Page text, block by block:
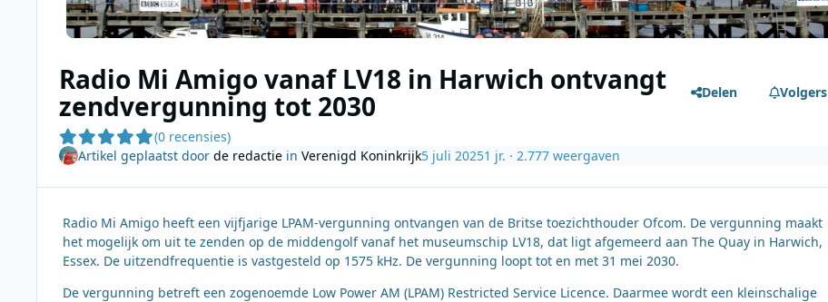
Radio Mi Amigo vanaf LV18 in Harwich ontvangt
zendvergunning tot 2030
(0 recensies)
Delen Volgers
Artikel geplaatst door de redactiein Verenigd Koninkrijk5 juli 20251 jr. · 2.777 weergaven
Radio Mi Amigo heeft een vijfjarige LPAM-vergunning ontvangen van de Britse toezichthouder Ofcom. De vergunning maakt
het mogelijk om uit te zenden op de middengolf vanaf het museumschip LV18, dat ligt afgemeerd aan The Quay in Harwich,
Essex. De uitzendfrequentie is vastgesteld op 1575 kHz. De vergunning loopt tot en met 31 mei 2030.
De vergunning betreft een zogenoemde Low Power AM (LPAM) Restricted Service Licence. Daarmee wordt een kleinschalige